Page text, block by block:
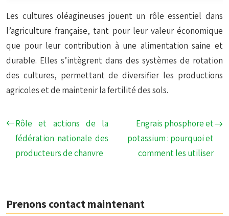
Les cultures oléagineuses jouent un rôle essentiel dans
l’agriculture française, tant pour leur valeur économique
que pour leur contribution à une alimentation saine et
durable. Elles s’intègrent dans des systèmes de rotation
des cultures, permettant de diversifier les productions
agricoles et de maintenir la fertilité des sols.
Rôle et actions de la
fédération nationale des
producteurs de chanvre
Engrais phosphore et
potassium : pourquoi et
comment les utiliser
Prenons contact maintenant